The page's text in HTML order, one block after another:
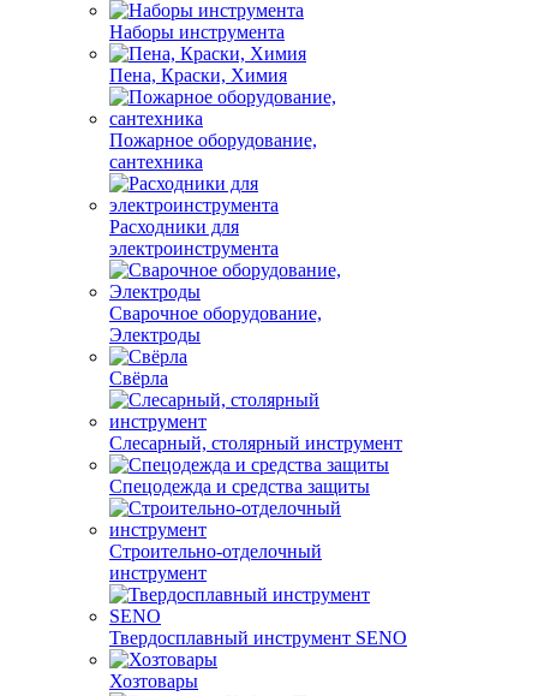
Наборы инструмента
Пена, Краски, Химия
Пожарное оборудование,
сантехника
Расходники для
электроинструмента
Сварочное оборудование,
Электроды
Свёрла
Слесарный, столярный инструмент
Спецодежда и средства защиты
Строительно-отделочный
инструмент
Твердосплавный инструмент SENO
Хозтовары